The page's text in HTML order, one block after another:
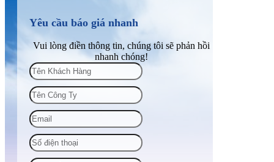
Yêu cầu báo giá nhanh
Vui lòng điền thông tin, chúng tôi sẽ phản hồi
nhanh chóng!